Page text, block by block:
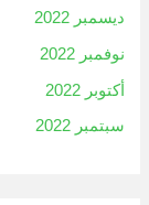
ديسمبر 2022
نوفمبر 2022
أكتوبر 2022
سبتمبر 2022